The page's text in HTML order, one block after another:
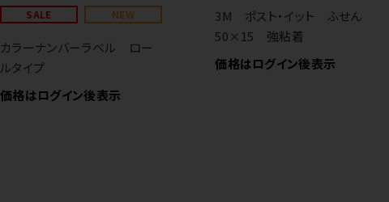
SALE NEW
カラーナンバーラベル ロー
ルタイプ
価格はログイン後表示
3M ポスト・イット ふせん
50×15 強粘着
価格はログイン後表示